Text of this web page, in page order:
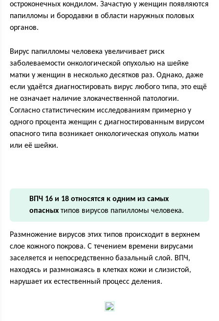
остроконечных кондилом. Зачастую у женщин появляются
папилломы и бородавки в области наружных половых
органов.
Вирус папилломы человека увеличивает риск
заболеваемости онкологической опухолью на шейке
матки у женщин в несколько десятков раз. Однако, даже
если удаётся диагностировать вирус любого типа, это ещё
не означает наличие злокачественной патологии.
Согласно статистическим исследованиям примерно у
одного процента женщин с диагностированным вирусом
опасного типа возникает онкологическая опухоль матки
или её шейки.
ВПЧ 16 и 18 относятся к одним из самых
опасных типов вирусов папилломы человека.
Размножение вирусов этих типов происходит в верхнем
слое кожного покрова. С течением времени вирусами
заселяется и непосредственно базальный слой. ВПЧ,
находясь и размножаясь в клетках кожи и слизистой,
нарушает их естественный процесс деления.